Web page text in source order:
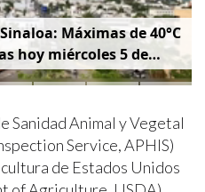
Máximas de 40°C
hoy miércoles 5 de
Sanidad Animal y Vegetal
Service, APHIS)
de Estados Unidos